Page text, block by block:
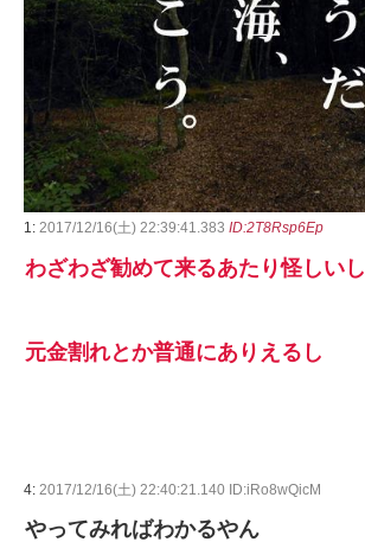
1: 2017/12/16(土) 22:39:41.383 ID:2T8Rsp6Ep
わざわざ勧めて来るあたり怪しいし
元金割れとか普通にありえるし
4: 2017/12/16(土) 22:40:21.140 ID:iRo8wQicM
やってみればわかるやん